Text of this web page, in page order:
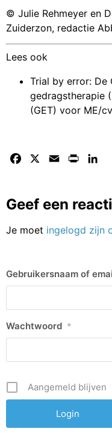
© Julie Rehmeyer en
Zuiderzon, redactie
Lees ook
Trial by error: De
gedragstherapie
(GET) voor ME/
Facebook Email Print
Geef een
Je moet ingelogd zijn
Gebruikersnaam of
Wachtwoord *
Aangemeld blijven